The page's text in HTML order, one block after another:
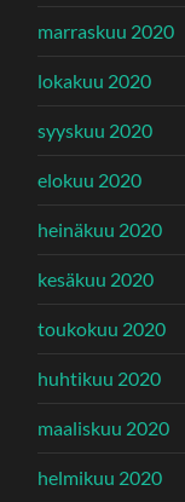
marraskuu 2020
lokakuu 2020
syyskuu 2020
elokuu 2020
heinäkuu 2020
kesäkuu 2020
toukokuu 2020
huhtikuu 2020
maaliskuu 2020
helmikuu 2020